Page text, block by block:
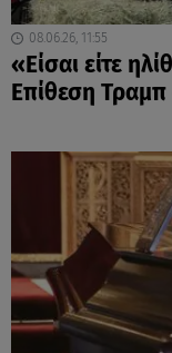
08.06.26, 11:55
«Είσαι είτε
Επίθεση